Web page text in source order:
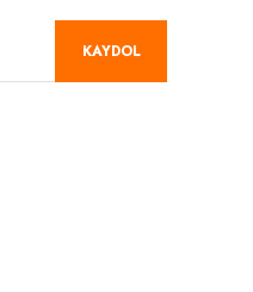
KAYDOL